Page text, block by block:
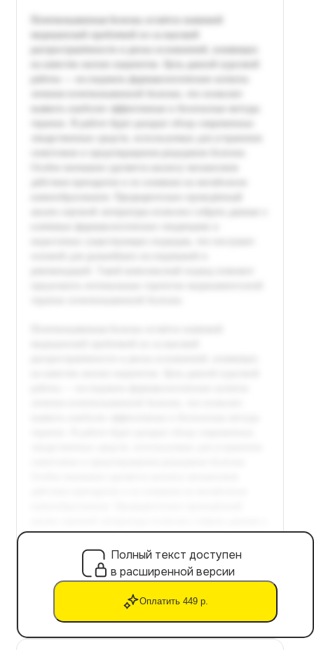
Полный текст доступен
в расширенной версии
Оплатить 449 р.